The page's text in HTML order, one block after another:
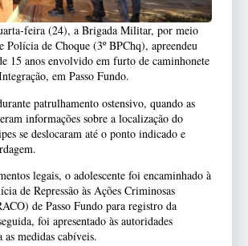
feira (24), a Brigada Militar, por meio
Polícia de Choque (3º BPChq), apreendeu
15 anos envolvido em furto de caminhonete
em Passo Fundo.
patrulhamento ostensivo, quando as
informações sobre a localização do
se deslocaram até o ponto indicado e
legais, o adolescente foi encaminhado à
de Repressão às Ações Criminosas
de Passo Fundo para registro da
foi apresentado às autoridades
as medidas cabíveis.